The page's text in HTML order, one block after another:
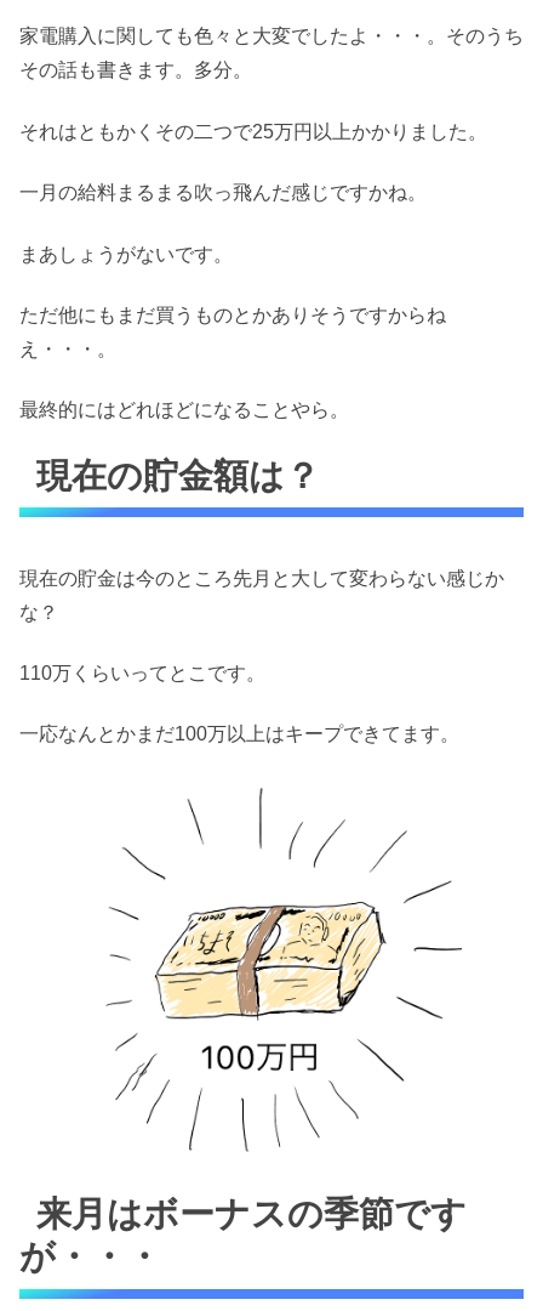
家電購入に関しても色々と大変でしたよ・・・。そのうち
その話も書きます。多分。
それはともかくその二つで25万円以上かかりました。
一月の給料まるまる吹っ飛んだ感じですかね。
まあしょうがないです。
ただ他にもまだ買うものとかありそうですからね
え・・・。
最終的にはどれほどになることやら。
現在の貯金額は？
現在の貯金は今のところ先月と大して変わらない感じか
な？
110万くらいってとこです。
一応なんとかまだ100万以上はキープできてます。
来月はボーナスの季節です
が・・・